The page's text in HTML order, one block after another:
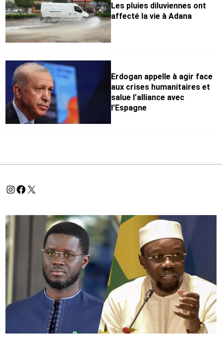
Les pluies diluviennes ont
affecté la vie à Adana
Erdogan appelle à agir face
aux crises humanitaires et
salue l’alliance avec
l’Espagne